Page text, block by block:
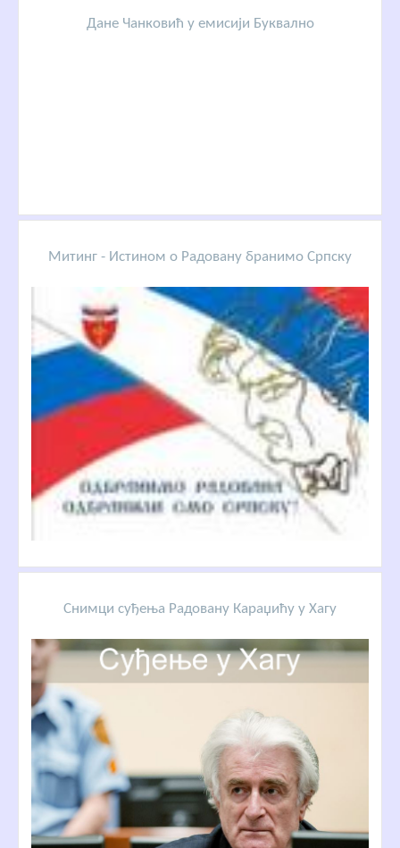
Дане Чанковић у емисији Буквално
Митинг - Истином о Радовану бранимо Српску
Снимци суђења Радовану Караџићу у Хагу